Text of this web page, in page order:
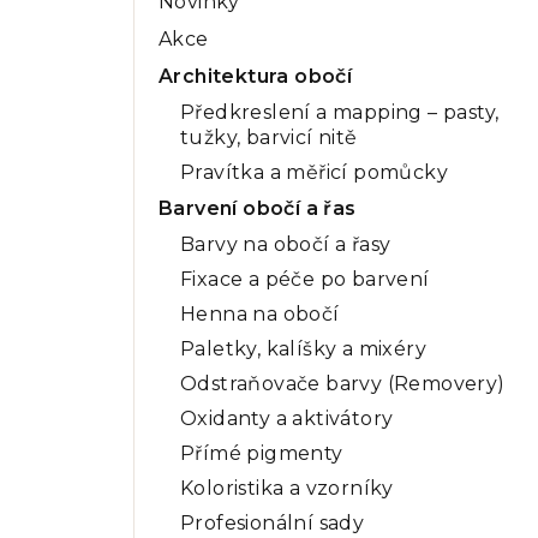
Akce
Architektura obočí
Předkreslení a mapping – pasty,
tužky, barvicí nitě
Pravítka a měřicí pomůcky
Barvení obočí a řas
Barvy na obočí a řasy
Fixace a péče po barvení
Henna na obočí
Paletky, kalíšky a mixéry
Odstraňovače barvy (Removery)
Oxidanty a aktivátory
Přímé pigmenty
Koloristika a vzorníky
Profesionální sady